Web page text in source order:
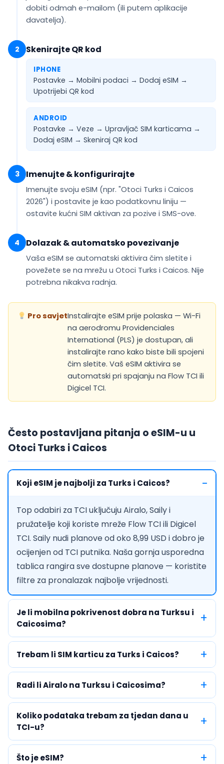
dobiti odmah e-mailom (ili putem aplikacije
davatelja).
2 Skenirajte QR kod
IPHONE
Postavke → Mobilni podaci → Dodaj eSIM →
Upotrijebi QR kod
ANDROID
Postavke → Veze → Upravljač SIM karticama →
Dodaj eSIM → Skeniraj QR kod
3 Imenujte & konfigurirajte
Imenujte svoju eSIM (npr. "Otoci Turks i Caicos
2026") i postavite je kao podatkovnu liniju —
ostavite kućni SIM aktivan za pozive i SMS-ove.
4 Dolazak & automatsko povezivanje
Vaša eSIM se automatski aktivira čim sletite i
povežete se na mrežu u Otoci Turks i Caicos. Nije
potrebna nikakva radnja.
Pro savjetInstalirajte eSIM prije polaska — Wi-Fi
na aerodromu Providenciales
International (PLS) je dostupan, ali
instalirajte rano kako biste bili spojeni
čim sletite. Vaš eSIM aktivira se
automatski pri spajanju na Flow TCI ili
Digicel TCI.
Često postavljana pitanja o eSIM-u u
Otoci Turks i Caicos
Koji eSIM je najbolji za Turks i Caicos?
Top odabiri za TCI uključuju Airalo, Saily i
pružatelje koji koriste mreže Flow TCI ili Digicel
TCI. Saily nudi planove od oko 8,99 USD i dobro je
ocijenjen od TCI putnika. Naša gornja usporedna
tablica rangira sve dostupne planove — koristite
filtre za pronalazak najbolje vrijednosti.
Je li mobilna pokrivenost dobra na Turksu i
Caicosima?
Trebam li SIM karticu za Turks i Caicos?
Radi li Airalo na Turksu i Caicosima?
Koliko podataka trebam za tjedan dana u
TCI-u?
Što je eSIM?